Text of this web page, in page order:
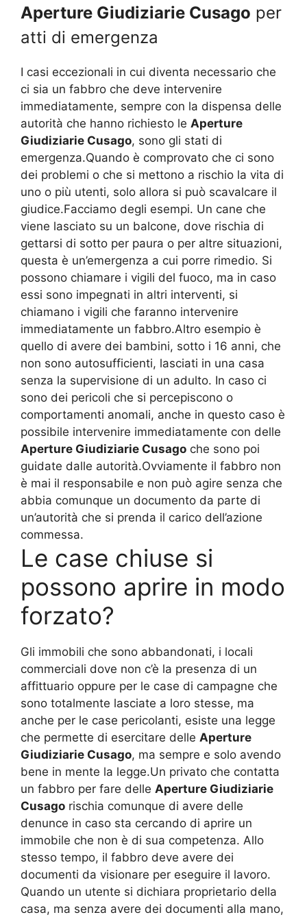
Aperture Giudiziarie Cusago per
atti di emergenza
I casi eccezionali in cui diventa necessario che
ci sia un fabbro che deve intervenire
immediatamente, sempre con la dispensa delle
autorità che hanno richiesto le Aperture
Giudiziarie Cusago, sono gli stati di
emergenza.Quando è comprovato che ci sono
dei problemi o che si mettono a rischio la vita di
uno o più utenti, solo allora si può scavalcare il
giudice.Facciamo degli esempi. Un cane che
viene lasciato su un balcone, dove rischia di
gettarsi di sotto per paura o per altre situazioni,
questa è un’emergenza a cui porre rimedio. Si
possono chiamare i vigili del fuoco, ma in caso
essi sono impegnati in altri interventi, si
chiamano i vigili che faranno intervenire
immediatamente un fabbro.Altro esempio è
quello di avere dei bambini, sotto i 16 anni, che
non sono autosufficienti, lasciati in una casa
senza la supervisione di un adulto. In caso ci
sono dei pericoli che si percepiscono o
comportamenti anomali, anche in questo caso è
possibile intervenire immediatamente con delle
Aperture Giudiziarie Cusago che sono poi
guidate dalle autorità.Ovviamente il fabbro non
è mai il responsabile e non può agire senza che
abbia comunque un documento da parte di
un’autorità che si prenda il carico dell’azione
commessa.
Le case chiuse si
possono aprire in modo
forzato?
Gli immobili che sono abbandonati, i locali
commerciali dove non c’è la presenza di un
affittuario oppure per le case di campagne che
sono totalmente lasciate a loro stesse, ma
anche per le case pericolanti, esiste una legge
che permette di esercitare delle Aperture
Giudiziarie Cusago, ma sempre e solo avendo
bene in mente la legge.Un privato che contatta
un fabbro per fare delle Aperture Giudiziarie
Cusago rischia comunque di avere delle
denunce in caso sta cercando di aprire un
immobile che non è di sua competenza. Allo
stesso tempo, il fabbro deve avere dei
documenti da visionare per eseguire il lavoro.
Quando un utente si dichiara proprietario della
casa, ma senza avere dei documenti alla mano,